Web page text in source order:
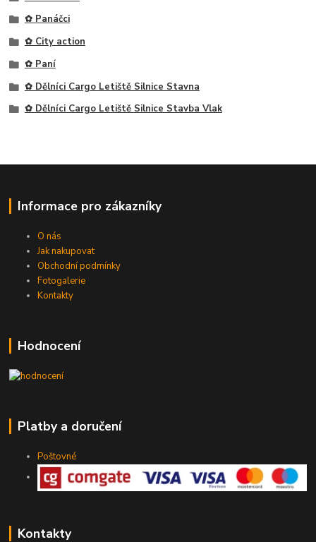
✿ Panáčci
✿ City action
✿ Paní
✿ Dělníci Cargo Letiště Silnice Stavna
✿ Dělníci Cargo Letiště Silnice Stavba Vlak
Informace pro zákazníky
O nás
Jak nakupovat
Obchodní podmínky
Fotogalerie
Kontakty
Hodnocení
Platby a doručení
Poštovné
Kontakty